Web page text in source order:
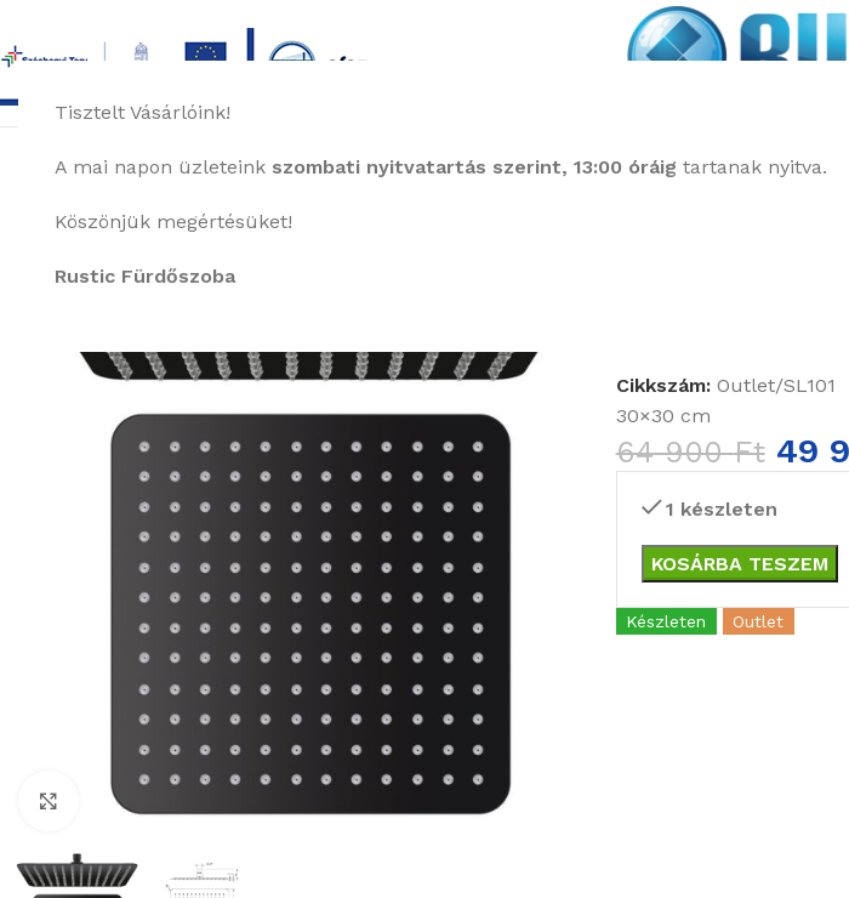
Tisztelt Vásárlóink!
A mai napon üzleteink szombati nyitvatartás szerint, 13:00 óráig tartanak nyitva.
Köszönjük megértésüket!
Rustic Fürdőszoba
főoldal termékek képgalériabemutatkozásüzleteink látványtervezés
Nagyításhoz kattints ide
Sapho Slim Fejzuhany,
Sapho
Matt
Cikkszám: Outlet/SL101
30×30 cm
64 900Ft 49
1 készleten
KOSÁRBA TESZEM
Készleten Outlet